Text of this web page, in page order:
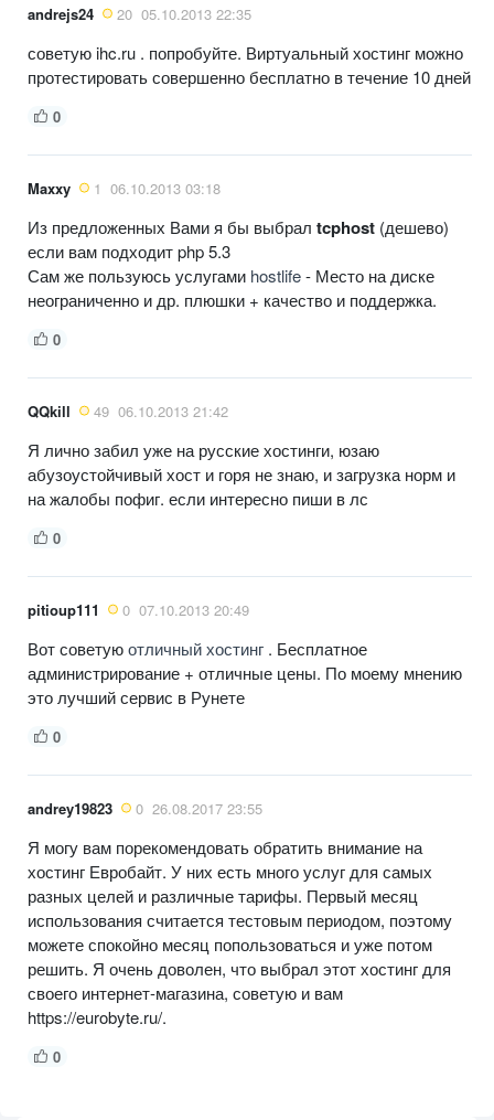
andrejs24 20 05.10.2013 22:35
советуюihc.ru . попробуйте. Виртуальный хостинг можно
протестировать совершенно бесплатно в течение 10 дней
0
Maxxy 1 06.10.2013 03:18
Из предложенных Вами я бы выбрал tcphost (дешево)
если вам подходит php 5.3
Сам же пользуюсь услугами hostlife- Место на диске
неограниченно и др. плюшки + качество и поддержка.
0
QQkill 49 06.10.2013 21:42
Я лично забил уже на русские хостинги, юзаю
абузоустойчивый хост и горя не знаю, и загрузка норм и
на жалобы пофиг. если интересно пиши в лс
0
pitioup111 0 07.10.2013 20:49
Вот советуюотличный хостинг . Бесплатное
администрирование + отличные цены. По моему мнению
это лучший сервис в Рунете
0
andrey19823 0 26.08.2017 23:55
Я могу вам порекомендовать обратить внимание на
хостинг Евробайт. У них есть много услуг для самых
разных целей и различные тарифы. Первый месяц
использования считается тестовым периодом, поэтому
можете спокойно месяц попользоваться и уже потом
решить. Я очень доволен, что выбрал этот хостинг для
своего интернет-магазина, советую и вам
https://eurobyte.ru/.
0